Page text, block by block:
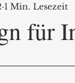
für
1 Min. Lesezeit